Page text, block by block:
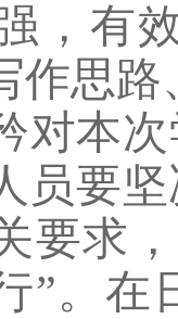
，有
作思
对本
员要
要求
”。在